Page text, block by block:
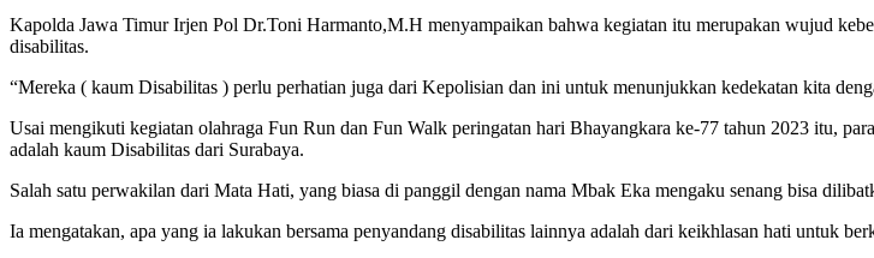
Kapolda Jawa Timur Irjen Pol Dr.Toni Harmanto,M.H menyampaikan bahwa kegiatan itu merupakan wujud
disabilitas.
“Mereka ( kaum Disabilitas ) perlu perhatian juga dari Kepolisian dan ini untuk menunjukkan kedekatan kita
Usai mengikuti kegiatan olahraga Fun Run dan Fun Walk peringatan hari Bhayangkara ke-77 tahun 2023 itu,
adalah kaum Disabilitas dari Surabaya.
Salah satu perwakilan dari Mata Hati, yang biasa di panggil dengan nama Mbak Eka mengaku senang bisa
Ia mengatakan, apa yang ia lakukan bersama penyandang disabilitas lainnya adalah dari keikhlasan hati untuk